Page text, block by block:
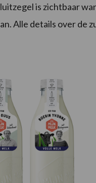
is zichtbaar
Alle details over de